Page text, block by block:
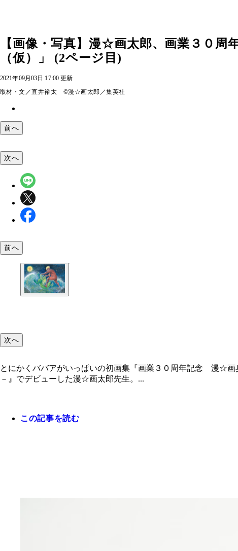
【画像・写真】漫☆画太郎、画業３０周
（仮）」 (2ページ目)
2021年09月03日 17:00 更新
取材・文／直井裕太 ©漫☆画太郎／集英社
前へ
次へ
前へ
次へ
とにかくババアがいっぱいの初画集『画業３０周年記念 漫☆画
－』でデビューした漫☆画太郎先生。...
この記事を読む